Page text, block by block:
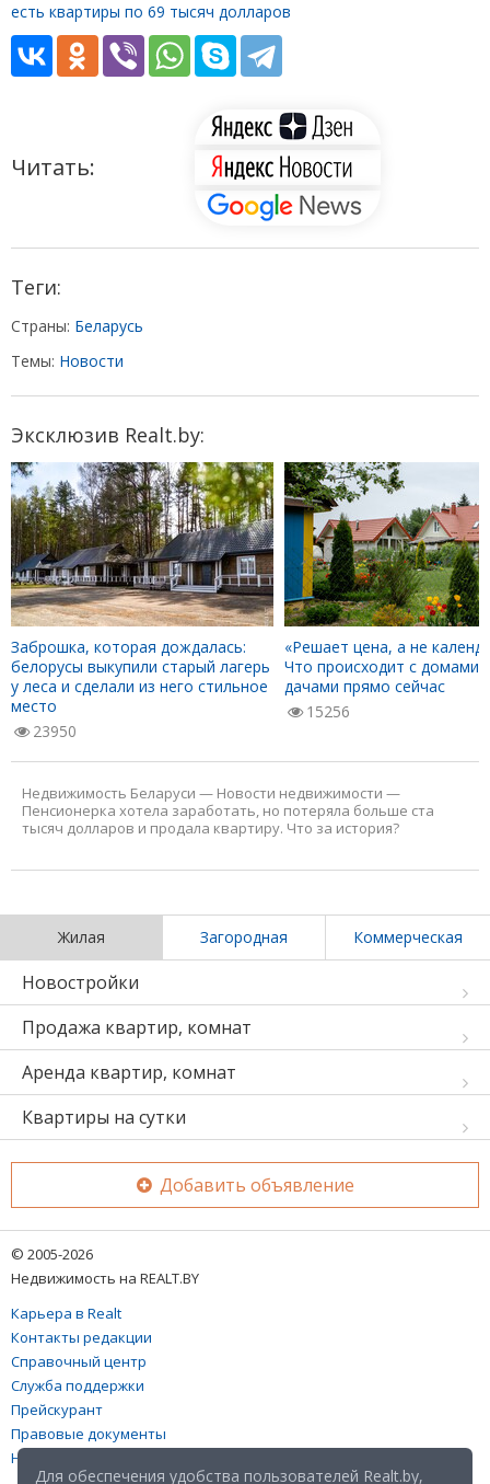
есть квартиры по 69 тысяч долларов
Читать:
Теги:
Страны: Беларусь
Темы: Новости
Эксклюзив Realt.by:
Заброшка, которая дождалась:
белорусы выкупили старый лагерь
у леса и сделали из него стильное
место
23950
«Решает цена, а не
Что происходит с домами
дачами прямо сейчас
15256
Недвижимость Беларуси — Новости недвижимости —
Пенсионерка хотела заработать, но потеряла больше ста
тысяч долларов и продала квартиру. Что за история?
Жилая Загородная Коммерческая
Новостройки
Продажа квартир, комнат
Аренда квартир, комнат
Квартиры на сутки
Добавить объявление
© 2005-2026
Недвижимость на REALT.BY
Карьера в Realt
Контакты редакции
Справочный центр
Служба поддержки
Прейскурант
Правовые документы
Настройка файлов cookies
Для обеспечения удобства пользователей Realt.by,